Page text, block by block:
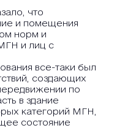
что
и помещения
норм и
и лиц с
все-таки был
создающих
по
в здание
категорий МГН,
состояние